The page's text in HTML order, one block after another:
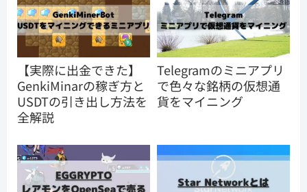
【実際に出金できた】
GenkiMinarの稼ぎ方と
USDTの引き出し方法を
全解説
Telegramのミニアプリ
で色々な銘柄の仮想通
貨をマイニング